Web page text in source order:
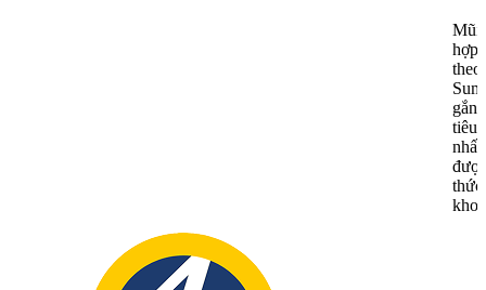
Mũi
hợp
gắn
tiêu